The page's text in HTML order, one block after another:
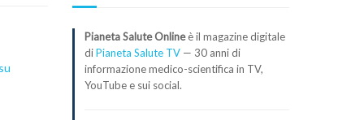
Pianeta Salute Onlineè il magazine digitale
diPianeta Salute TV— 30 anni di
informazione medico-scientifica in TV,
YouTube e sui social.